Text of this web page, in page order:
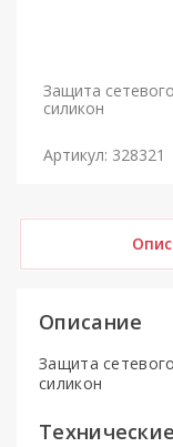
Защита
силикон
Артикул: 328321
Описание
Защита
силикон